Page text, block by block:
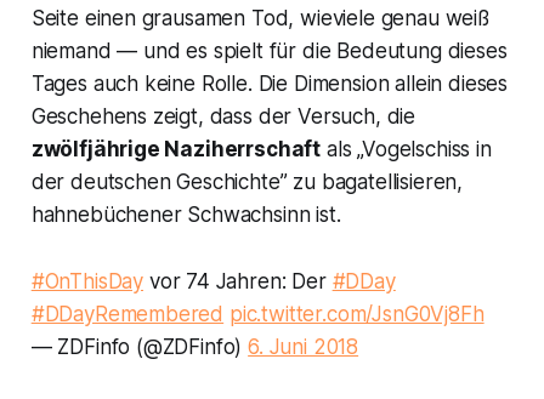
Seite einen grausamen Tod, wieviele genau weiß
niemand — und es spielt für die Bedeutung dieses
Tages auch keine Rolle. Die Dimension allein dieses
Geschehens zeigt, dass der Versuch, die
zwölfjährige Naziherrschaft als „Vogelschiss in
der deutschen Geschichte” zu bagatellisieren,
hahnebüchener Schwachsinn ist.
#OnThisDay vor 74 Jahren: Der #DDay
#DDayRemembered pic.twitter.com/JsnG0Vj8Fh
— ZDFinfo (@ZDFinfo)6. Juni 2018